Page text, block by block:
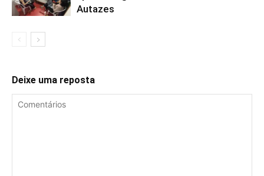
Autazes
Deixe uma reposta